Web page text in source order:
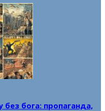
без бога: пропаганда,